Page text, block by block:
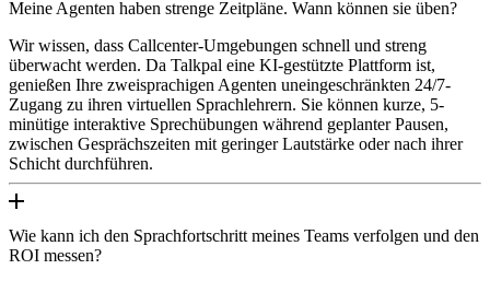
Meine Agenten haben strenge Zeitpläne. Wann können sie üben?
Wir wissen, dass Callcenter-Umgebungen schnell und streng
überwacht werden. Da Talkpal eine KI-gestützte Plattform ist,
genießen Ihre zweisprachigen Agenten uneingeschränkten 24/7-
Zugang zu ihren virtuellen Sprachlehrern. Sie können kurze, 5-
minütige interaktive Sprechübungen während geplanter Pausen,
zwischen Gesprächszeiten mit geringer Lautstärke oder nach ihrer
Schicht durchführen.
Wie kann ich den Sprachfortschritt meines Teams verfolgen und den
ROI messen?